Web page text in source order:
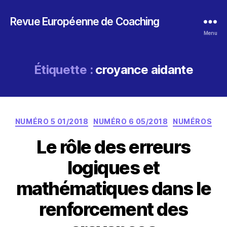
Revue Européenne de Coaching
Menu
Étiquette : croyance aidante
Catégories
NUMÉRO 5 01/2018 NUMÉRO 6 05/2018 NUMÉROS
Le rôle des erreurs
logiques et
mathématiques dans le
renforcement des